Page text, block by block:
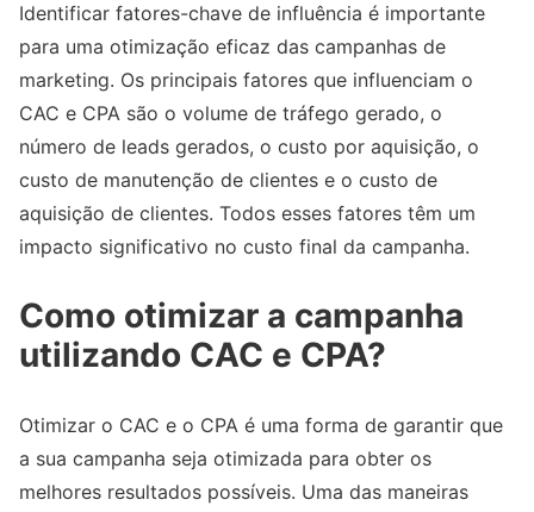
Identificar fatores-chave de influência é importante
para uma otimização eficaz das campanhas de
marketing. Os principais fatores que influenciam o
CAC e CPA são o volume de tráfego gerado, o
número de leads gerados, o custo por aquisição, o
custo de manutenção de clientes e o custo de
aquisição de clientes. Todos esses fatores têm um
impacto significativo no custo final da campanha.
Como otimizar a campanha
utilizando CAC e CPA?
Otimizar o CAC e o CPA é uma forma de garantir que
a sua campanha seja otimizada para obter os
melhores resultados possíveis. Uma das maneiras